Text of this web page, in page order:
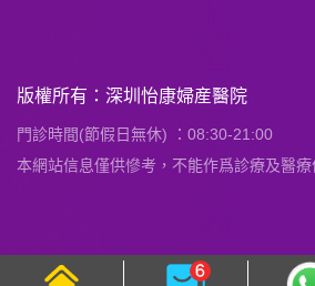
版權所有：深圳怡康婦産醫院
門診時間(節假日無休) ：08:30-21:00
本網站信息僅供慘考，不能作爲診療及醫療